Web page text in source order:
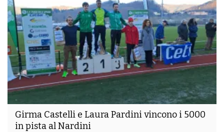
Girma Castelli e Laura Pardini vincono i 5000
in pista al Nardini